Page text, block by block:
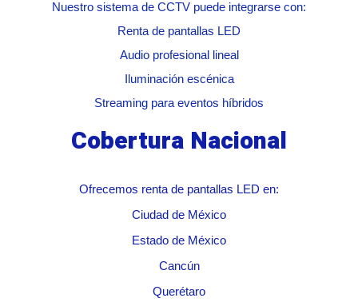
Nuestro sistema de CCTV puede integrarse con:
Renta de pantallas LED
Audio profesional lineal
Iluminación escénica
Streaming para eventos híbridos
Cobertura Nacional
Ofrecemos renta de pantallas LED en:
Ciudad de México
Estado de México
Cancún
Querétaro